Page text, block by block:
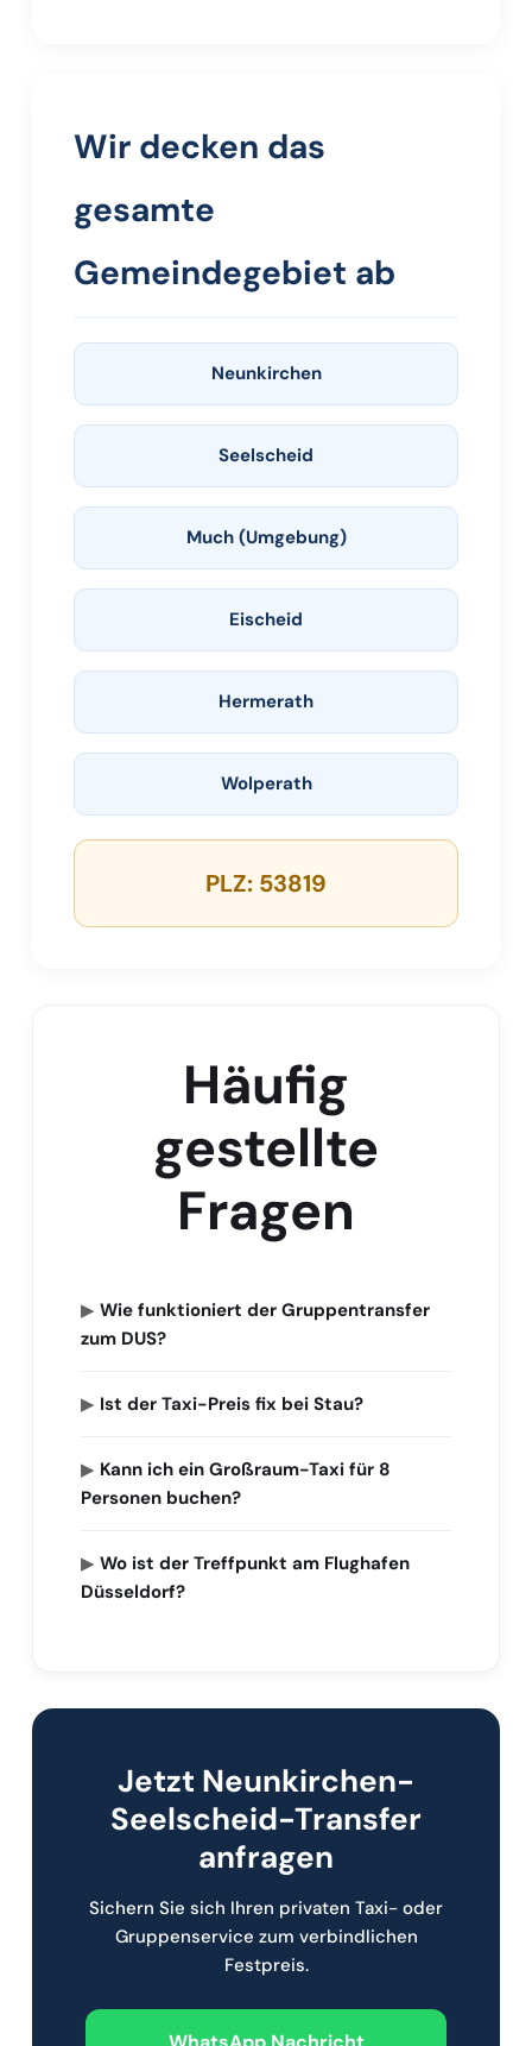
Wir decken das
gesamte
Gemeindegebiet ab
Neunkirchen
Seelscheid
Much (Umgebung)
Eischeid
Hermerath
Wolperath
PLZ: 53819
Häufig
gestellte
Fragen
▶ Wie funktioniert der Gruppentransfer
zum DUS?
▶ Ist der Taxi-Preis fix bei Stau?
▶ Kann ich ein Großraum-Taxi für 8
Personen buchen?
▶ Wo ist der Treffpunkt am Flughafen
Düsseldorf?
Jetzt Neunkirchen-
Seelscheid-Transfer
anfragen
Sichern Sie sich Ihren privaten Taxi- oder
Gruppenservice zum verbindlichen
Festpreis.